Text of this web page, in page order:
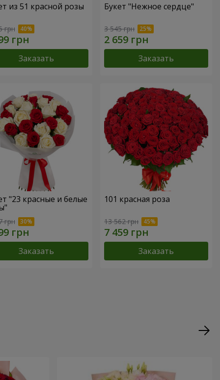
из 51 красной розы
грн
Заказать
Букет "Нежное сердце"
3 545 грн
Заказать
"23 красные и белые
грн
Заказать
101 красная роза
13 562 грн
Заказать